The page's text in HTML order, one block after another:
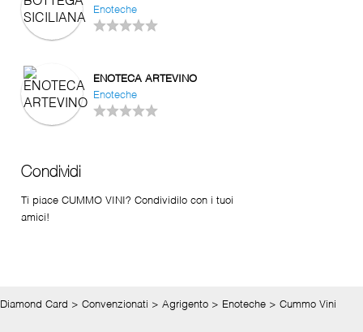
Enoteche
ENOTECA ARTEVINO
Enoteche
Condividi
Ti piace CUMMO VINI? Condividilo con i tuoi
amici!
Diamond Card > Convenzionati > Agrigento > Enoteche > Cummo Vini